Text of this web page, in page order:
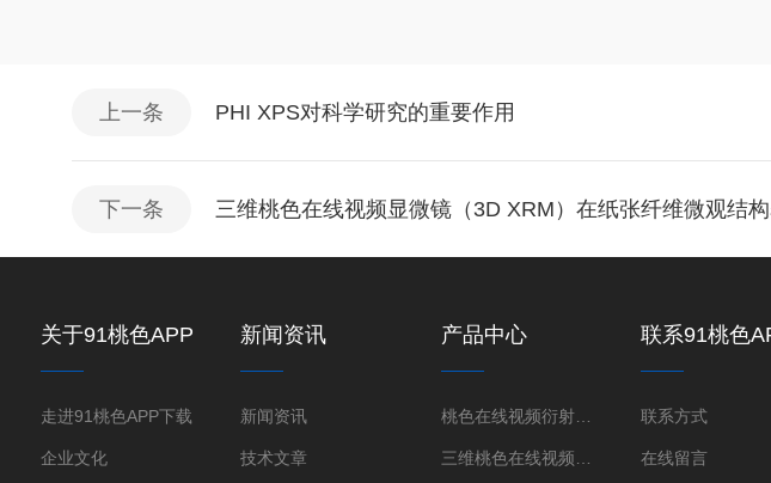
上一条 PHI XPS对科学研究的重要作用
下一条 三维桃色在线视频显微镜（3D XRM）在纸张纤维微观结
关于91桃色APP
下载
走进91桃色APP下载
企业文化
新闻资讯
新闻资讯
技术文章
产品中心
桃色在线视频衍射仪（XRD）
联系91桃色
下载
联系方式
在线留言